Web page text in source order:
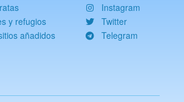
y refugios
añadidos
Instagram
Twitter
Telegram